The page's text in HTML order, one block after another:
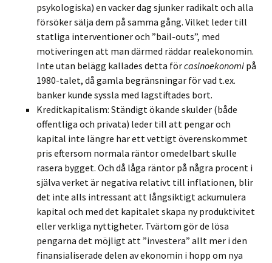
psykologiska) en vacker dag sjunker radikalt och alla
försöker sälja dem på samma gång. Vilket leder till
statliga interventioner och ”bail-outs”, med
motiveringen att man därmed räddar realekonomin.
Inte utan belägg kallades detta förcasinoekonomi på
1980-talet, då gamla begränsningar för vad t.ex.
banker kunde syssla med lagstiftades bort.
Kreditkapitalism: Ständigt ökande skulder (både
offentliga och privata) leder till att pengar och
kapital inte längre har ett vettigt överenskommet
pris eftersom normala räntor omedelbart skulle
rasera bygget. Och då låga räntor på några procent i
själva verket är negativa relativt till inflationen, blir
det inte alls intressant att långsiktigt ackumulera
kapital och med det kapitalet skapa ny produktivitet
eller verkliga nyttigheter. Tvärtom gör de lösa
pengarna det möjligt att ”investera” allt mer i den
finansialiserade delen av ekonomin i hopp om nya